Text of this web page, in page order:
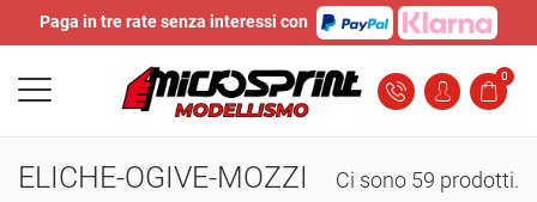
Paga in tre rate senza interessi con
0
ELICHE-OGIVE-MOZZI Ci sono 59 prodotti.